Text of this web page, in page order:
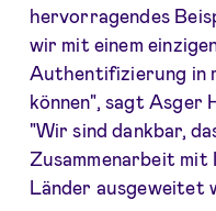
hervorragendes
wir mit einem
Authentifizierung in
können", sagt Asger
"Wir sind dankbar,
Zusammenarbeit
Länder ausgeweitet